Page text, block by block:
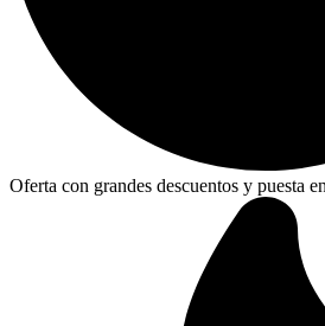
Oferta con grandes descuentos y puesta